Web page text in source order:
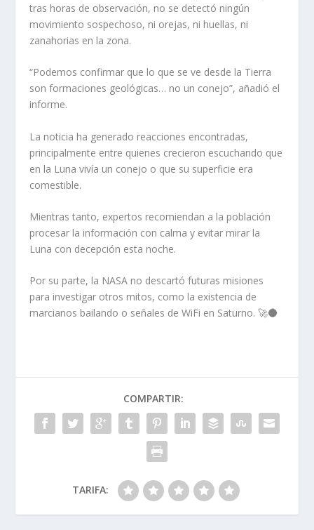
tras horas de observación, no se detectó ningún
movimiento sospechoso, ni orejas, ni huellas, ni
zanahorias en la zona.
“Podemos confirmar que lo que se ve desde la Tierra
son formaciones geológicas… no un conejo”, añadió el
informe.
La noticia ha generado reacciones encontradas,
principalmente entre quienes crecieron escuchando que
en la Luna vivía un conejo o que su superficie era
comestible.
Mientras tanto, expertos recomiendan a la población
procesar la información con calma y evitar mirar la
Luna con decepción esta noche.
Por su parte, la NASA no descartó futuras misiones
para investigar otros mitos, como la existencia de
marcianos bailando o señales de WiFi en Saturno. 🚀🌑
COMPARTIR:
TARIFA: